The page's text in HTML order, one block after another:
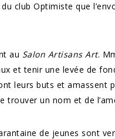
du club Optimiste que
au Salon Artisans Art.
et tenir une levée de
leurs buts et amassent
un nom et de
de jeunes sont